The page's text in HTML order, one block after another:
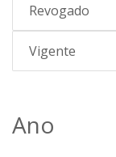
Revogado
Vigente
Ano